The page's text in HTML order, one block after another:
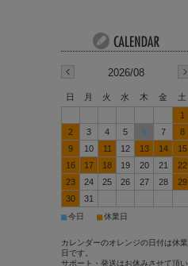
2026/08
日 月 火 水 木 金
土
1
2
3 4 5 6 7
8
9
10 11 12 13 14
15
16
17 18 19 20 21
22
23
24 25 26 27 28
29
30
31
■今日 ■休業日
カレンダーのオレンジの日付は休業
日です。
サポート・発送はお休みさせて頂い